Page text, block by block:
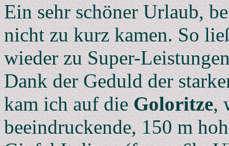
Ein sehr schöner Urlaub,
nicht zu kurz kamen. So
wieder zu Super-
Dank der Geduld der
kam ich auf dieGoloritze,
beeindruckende, 150 m